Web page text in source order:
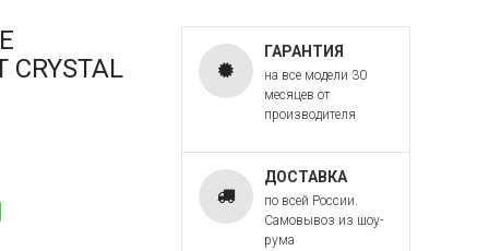
CRYSTAL
ГАРАНТИЯ
на все модели 30
месяцев от
производителя
ДОСТАВКА
по всей России.
Самовывоз из шоу-
рума